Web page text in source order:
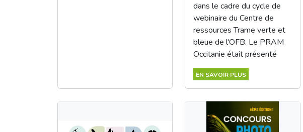
dans le cadre du cycle de
webinaire du Centre de
ressources Trame verte et
bleue de l'OFB. Le PRAM
Occitanie était présenté
EN SAVOIR PLUS